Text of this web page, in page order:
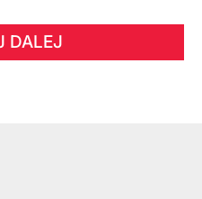
DALEJ